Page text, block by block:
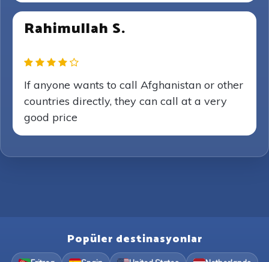
Rahimullah S.
If anyone wants to call Afghanistan or other
countries directly, they can call at a very
good price
Popüler destinasyonlar